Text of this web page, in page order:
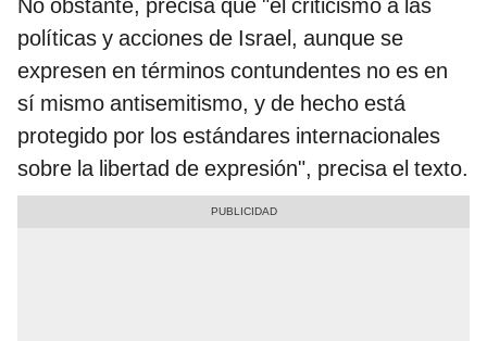
No obstante, precisa que "el criticismo a las
políticas y acciones de Israel, aunque se
expresen en términos contundentes no es en
sí mismo antisemitismo, y de hecho está
protegido por los estándares internacionales
sobre la libertad de expresión", precisa el texto.